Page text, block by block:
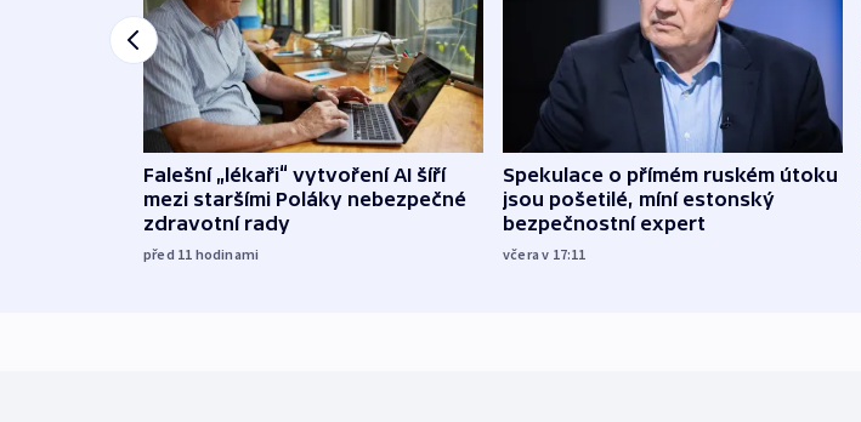
Falešní „lékaři“ vytvoření AI šíří
mezi staršími Poláky nebezpečné
zdravotní rady
před 11 hodinami
Spekulace o přímém ruském útoku
jsou pošetilé, míní estonský
bezpečnostní expert
včera v 17:11